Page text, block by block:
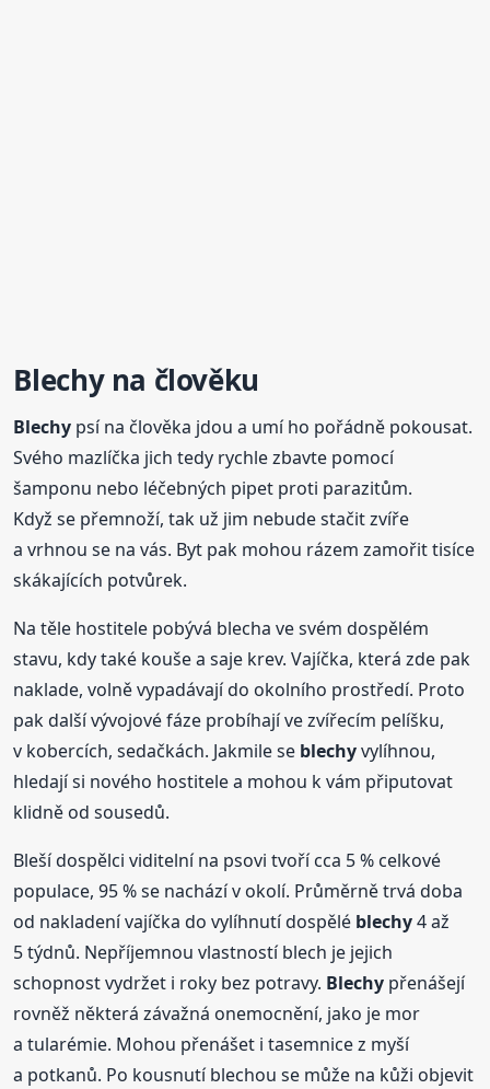
Blechyna člověku
Blechy psí na člověka jdou a umí ho pořádně pokousat.
Svého mazlíčka jich tedy rychle zbavte pomocí
šamponu nebo léčebných pipet proti parazitům.
Když se přemnoží, tak už jim nebude stačit zvíře
a vrhnou se na vás. Byt pak mohou rázem zamořit tisíce
skákajících potvůrek.
Na těle hostitele pobývá blecha ve svém dospělém
stavu, kdy také kouše a saje krev. Vajíčka, která zde pak
naklade, volně vypadávají do okolního prostředí. Proto
pak další vývojové fáze probíhají ve zvířecím pelíšku,
v kobercích, sedačkách. Jakmile se blechyvylíhnou,
hledají si nového hostitele a mohou k vám připutovat
klidně od sousedů.
Bleší dospělci viditelní na psovi tvoří cca 5 % celkové
populace, 95 % se nachází v okolí. Průměrně trvá doba
od nakladení vajíčka do vylíhnutí dospělé blechy4 až
5 týdnů. Nepříjemnou vlastností blech je jejich
schopnost vydržet i roky bez potravy. Blechy přenášejí
rovněž některá závažná onemocnění, jako je mor
a tularémie. Mohou přenášet i tasemnice z myší
a potkanů. Po kousnutí blechou se může na kůži objevit